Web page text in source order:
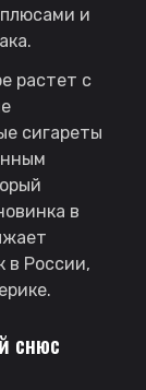
и
растет с
сигареты
в
в России,
снюс